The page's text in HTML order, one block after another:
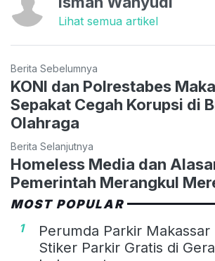
Lihat semua artikel
Berita Sebelumnya
KONI dan Polrestabes
Sepakat Cegah Korupsi di
Olahraga
Berita Selanjutnya
Homeless Media dan
Pemerintah Merangkul
MOST POPULAR
1
Perumda Parkir Makassar
Stiker Parkir Gratis di